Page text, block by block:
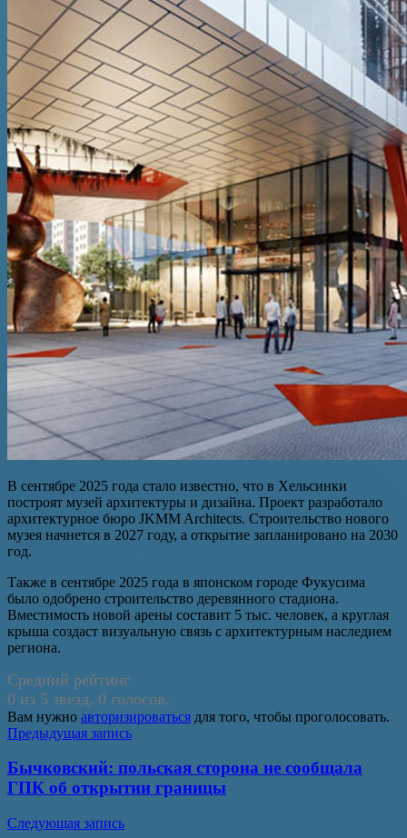
В сентябре 2025 года стало известно, что в Хельсинки
построят музей архитектуры и дизайна. Проект разработало
архитектурное бюро JKMM Architects. Строительство нового
музея начнется в 2027 году, а открытие запланировано на 2030
год.
Также в сентябре 2025 года в японском городе Фукусима
было одобрено строительство деревянного стадиона.
Вместимость новой арены составит 5 тыс. человек, а круглая
крыша создаст визуальную связь с архитектурным наследием
региона.
Средний рейтинг
0 из 5 звезд. 0 голосов.
Вам нужно авторизироваться для того, чтобы проголосовать.
Навигация
по
записям
Предыдущая запись
Бычковский: польская сторона не сообщала
ГПК об открытии границы
Следующая запись